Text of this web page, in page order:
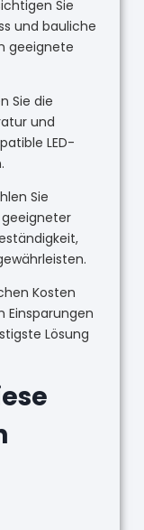
Sie
und bauliche
geeignete
Sie die
und
LED-
Sie
Kosten
Einsparungen
Lösung